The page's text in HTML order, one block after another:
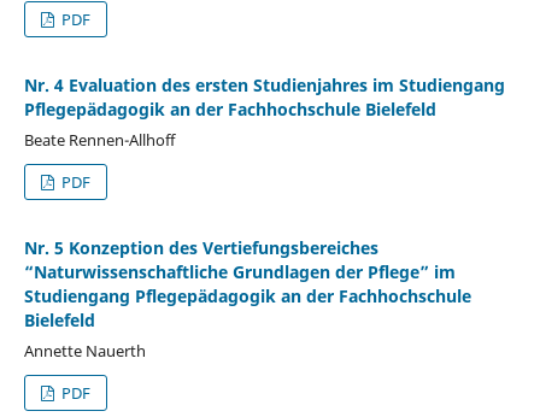
PDF
Nr. 4 Evaluation des ersten Studienjahres im Studiengang
Pflegepädagogik an der Fachhochschule Bielefeld
Beate Rennen-Allhoff
PDF
Nr. 5 Konzeption des Vertiefungsbereiches
“Naturwissenschaftliche Grundlagen der Pflege” im
Studiengang Pflegepädagogik an der Fachhochschule
Bielefeld
Annette Nauerth
PDF